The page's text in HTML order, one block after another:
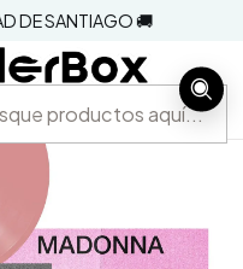
DE SANTIAGO 🚚